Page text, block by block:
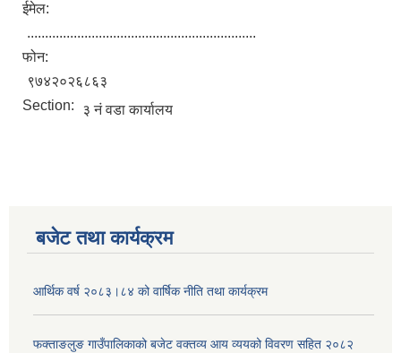
ईमेल:
................................................................
फोन:
९७४२०२६८६३
Section:
३ नं वडा कार्यालय
बजेट तथा कार्यक्रम
आर्थिक वर्ष २०८३।८४ को वार्षिक नीति तथा कार्यक्रम
फक्ताङलुङ गाउँपालिकाको बजेट वक्तव्य आय व्ययको विवरण सहित २०८२